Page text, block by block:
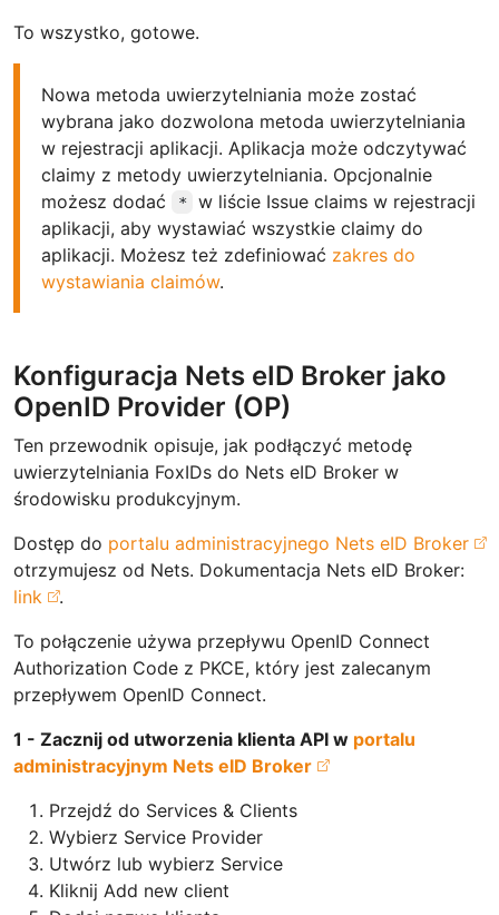
To wszystko, gotowe.
Nowa metoda uwierzytelniania może zostać
wybrana jako dozwolona metoda uwierzytelniania
w rejestracji aplikacji. Aplikacja może odczytywać
claimy z metody uwierzytelniania. Opcjonalnie
możesz dodać
*
w liście Issue claims w rejestracji
aplikacji, aby wystawiać wszystkie claimy do
aplikacji. Możesz też zdefiniować zakres do
wystawiania claimów.
Konfiguracja Nets eID Broker jako
OpenID Provider (OP)
Ten przewodnik opisuje, jak podłączyć metodę
uwierzytelniania FoxIDs do Nets eID Broker w
środowisku produkcyjnym.
Dostęp do portalu administracyjnego Nets eID Broker
otrzymujesz od Nets. Dokumentacja Nets eID Broker:
link
.
To połączenie używa przepływu OpenID Connect
Authorization Code z PKCE, który jest zalecanym
przepływem OpenID Connect.
1 - Zacznij od utworzenia klienta API w portalu
administracyjnym Nets eID Broker
Przejdź do Services & Clients
Wybierz Service Provider
Utwórz lub wybierz Service
Kliknij Add new client